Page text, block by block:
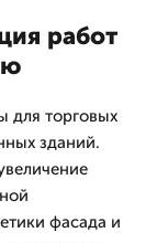
работ
для торговых
зданий.
фасада и